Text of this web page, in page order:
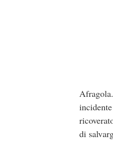
di